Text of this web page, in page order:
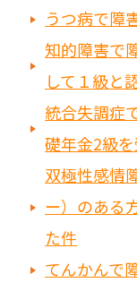
うつ病で障
知的障害で
して１級と
統合失調症
礎年金2級
双極性感情
ー）のある
た件
てんかんで